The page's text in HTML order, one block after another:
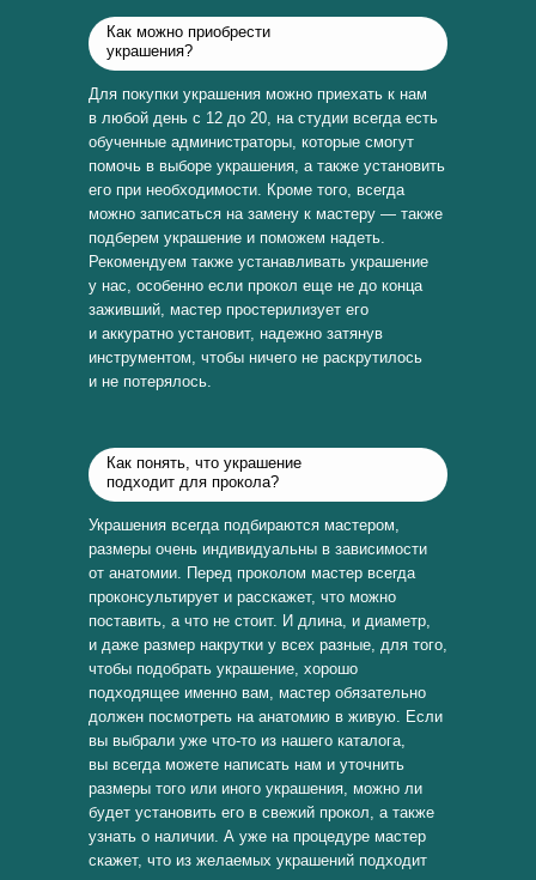
Как можно приобрести
украшения?
Для покупки украшения можно приехать к нам
в любой день с 12 до 20, на студии всегда есть
обученные администраторы, которые смогут
помочь в выборе украшения, а также установить
его при необходимости. Кроме того, всегда
можно записаться на замену к мастеру — также
подберем украшение и поможем надеть.
Рекомендуем также устанавливать украшение
у нас, особенно если прокол еще не до конца
заживший, мастер простерилизует его
и аккуратно установит, надежно затянув
инструментом, чтобы ничего не раскрутилось
и не потерялось.
Как понять, что украшение
подходит для прокола?
Украшения всегда подбираются мастером,
размеры очень индивидуальны в зависимости
от анатомии. Перед проколом мастер всегда
проконсультирует и расскажет, что можно
поставить, а что не стоит. И длина, и диаметр,
и даже размер накрутки у всех разные, для того,
чтобы подобрать украшение, хорошо
подходящее именно вам, мастер обязательно
должен посмотреть на анатомию в живую. Если
вы выбрали уже что-то из нашего каталога,
вы всегда можете написать нам и уточнить
размеры того или иного украшения, можно ли
будет установить его в свежий прокол, а также
узнать о наличии. А уже на процедуре мастер
скажет, что из желаемых украшений подходит